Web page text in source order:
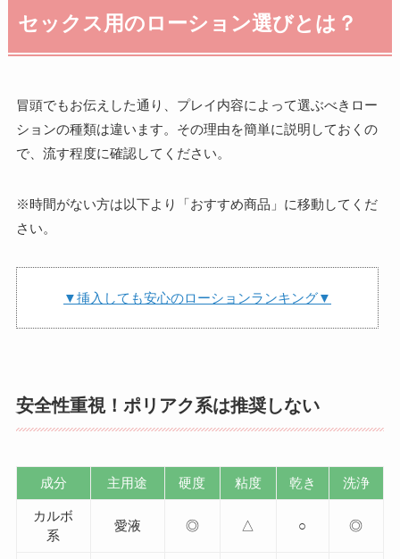
セックス用のローション選びとは？
冒頭でもお伝えした通り、プレイ内容によって選ぶべきロー
ションの種類は違います。その理由を簡単に説明しておくの
で、流す程度に確認してください。
※時間がない方は以下より「おすすめ商品」に移動してくだ
さい。
▼挿入しても安心のローションランキング▼
安全性重視！ポリアク系は推奨しない
成分 主用途 硬度 粘度 乾き 洗浄
カルボ
系
愛液 ◎ △ ○ ◎